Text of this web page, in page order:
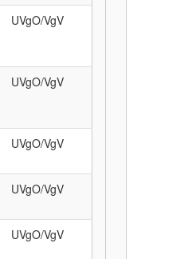
UVgO/VgV
UVgO/VgV
UVgO/VgV
UVgO/VgV
UVgO/VgV